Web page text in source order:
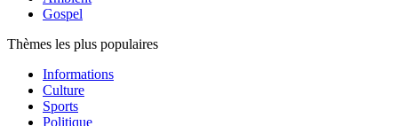
Gospel
Thèmes les plus populaires
Informations
Culture
Sports
Politique